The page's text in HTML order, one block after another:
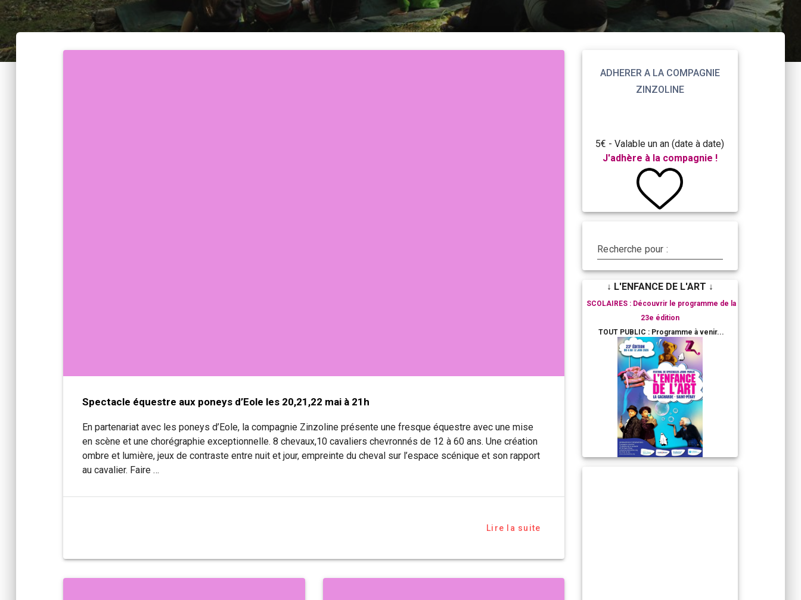
Spectacle équestre aux poneys d’Eole les 20,21,22 mai à 21h
En partenariat avec les poneys d’Eole, la compagnie Zinzoline présente une fresque équestre avec une mise
en scène et une chorégraphie exceptionnelle. 8 chevaux,10 cavaliers chevronnés de 12 à 60 ans. Une création
ombre et lumière, jeux de contraste entre nuit et jour, empreinte du cheval sur l’espace scénique et son rapport
au cavalier. Faire …
Lire la suite
ADHERER A LA COMPAGNIE
ZINZOLINE
5€ - Valable un an (date à date)
J'adhère à la compagnie !
Recherche pour :
↓ L'ENFANCE DE L'ART ↓
SCOLAIRES : Découvrir le programme de la
23e édition
TOUT PUBLIC : Programme à venir...